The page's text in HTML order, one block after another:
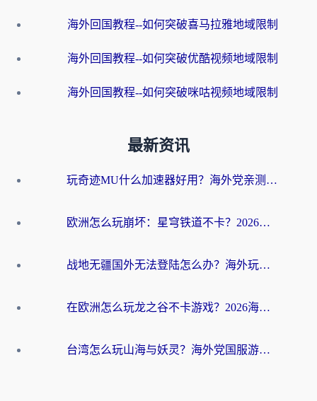
海外回国教程--如何突破喜马拉雅地域限制
海外回国教程--如何突破优酷视频地域限制
海外回国教程--如何突破咪咕视频地域限制
最新资讯
玩奇迹MU什么加速器好用？海外党亲测：这款加速器让你告别延迟卡顿！
欧洲怎么玩崩坏：星穹铁道不卡？2026海外玩家国服游戏加速器终极攻略
战地无疆国外无法登陆怎么办？海外玩家国服畅玩终极指南（附欧服魔兽EVE加速方案）
在欧洲怎么玩龙之谷不卡游戏？2026海外党国服游戏加速全攻略
台湾怎么玩山海与妖灵？海外党国服游戏加速全攻略，告别延迟卡顿